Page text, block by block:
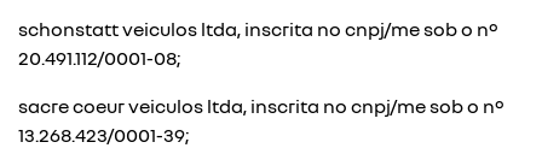
schonstatt veiculos ltda, inscrita no cnpj/me sob o nº
20.491.112/0001-08;
sacre coeur veiculos ltda, inscrita no cnpj/me sob o nº
13.268.423/0001-39;